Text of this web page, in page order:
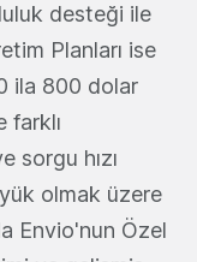
desteği ile
Planları ise
ila 800 dolar
farklı
sorgu hızı
olmak üzere
Envio'nun Özel